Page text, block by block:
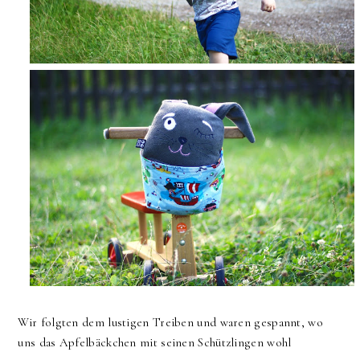
Wir folgten dem lustigen Treiben und waren gespannt, wo
uns das Apfelbäckchen mit seinen Schützlingen wohl